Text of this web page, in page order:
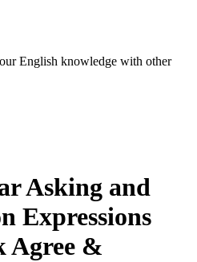
English knowledge with other
Asking and
Expressions
Agree &